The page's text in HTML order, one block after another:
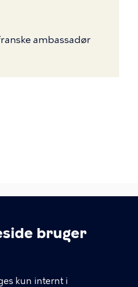
bruger
kun internt i
ambassadør